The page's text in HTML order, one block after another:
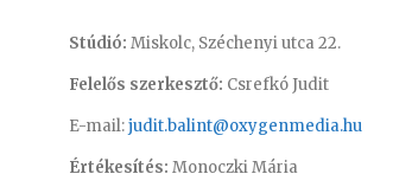
Stúdió: Miskolc, Széchenyi utca 22.
Felelős szerkesztő: Csrefkó Judit
E-mail:judit.balint@oxygenmedia.hu
Értékesítés: Monoczki Mária